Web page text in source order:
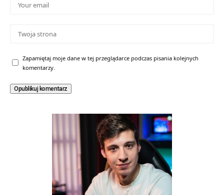
Zapamiętaj moje dane w tej przeglądarce podczas pisania kolejnych
komentarzy.